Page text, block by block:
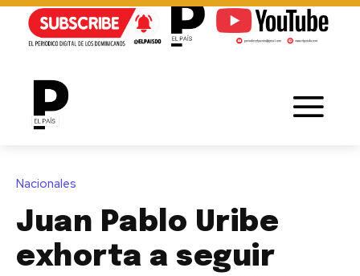
Nacionales
Juan Pablo Uribe
exhorta a seguir